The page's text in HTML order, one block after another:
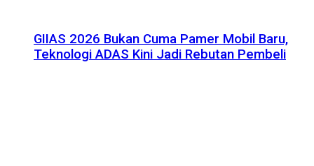
GIIAS 2026 Bukan Cuma Pamer Mobil Baru,
Teknologi ADAS Kini Jadi Rebutan Pembeli